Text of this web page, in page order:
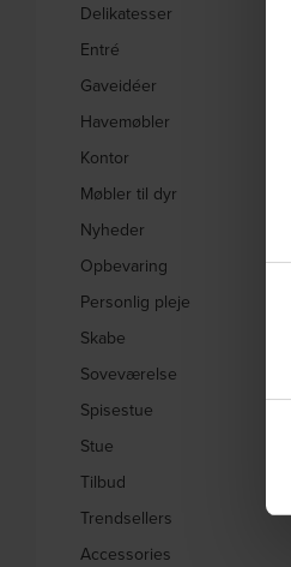
Delikatesser
Entré
Gaveidéer
Havemøbler
Kontor
Møbler til dyr
Nyheder
Opbevaring
Personlig pleje
Skabe
Soveværelse
Spisestue
Stue
Tilbud
Trendsellers
Accessories